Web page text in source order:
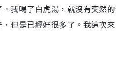
我喝了白虎湯，就沒有突然
但是已經好很多了。我這次